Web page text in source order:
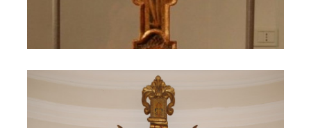
Crocefisso della chiesa di San Lorenzo